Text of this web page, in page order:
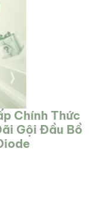
Chính Thức
Gội Đầu Bồ